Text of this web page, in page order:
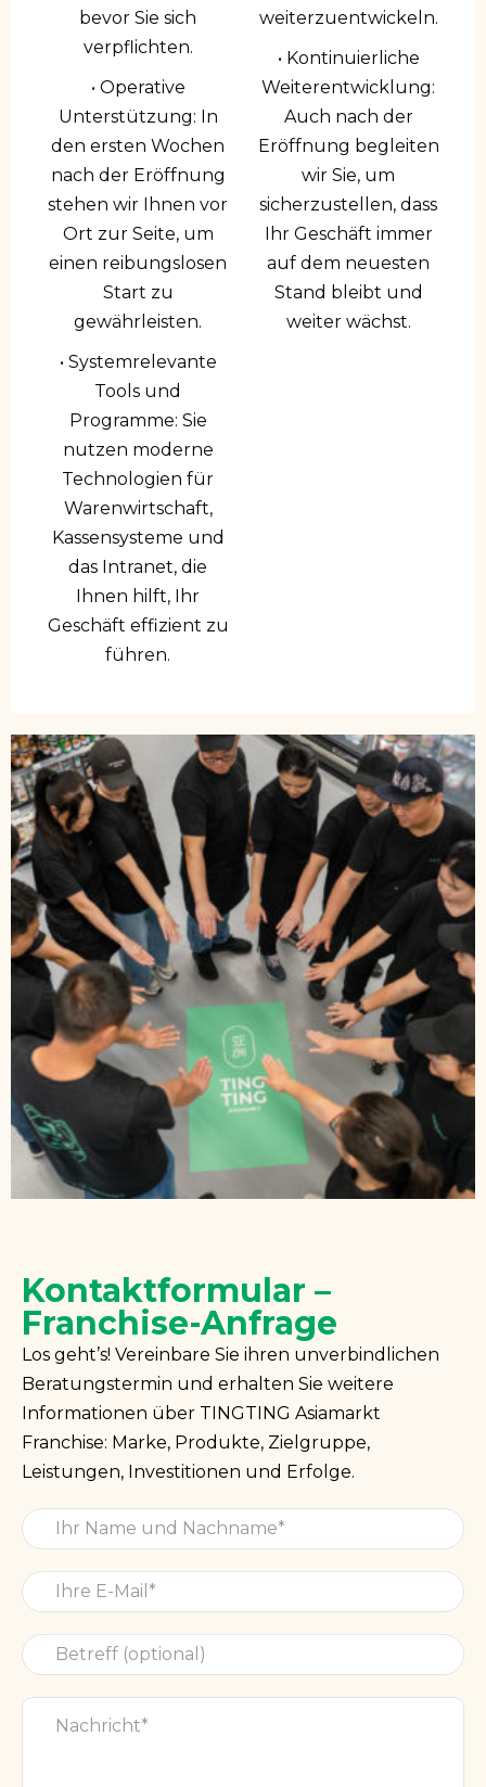
bevor Sie sich
verpflichten.
• Operative
Unterstützung: In
den ersten Wochen
nach der Eröffnung
stehen wir Ihnen vor
Ort zur Seite, um
einen reibungslosen
Start zu
gewährleisten.
• Systemrelevante
Tools und
Programme: Sie
nutzen moderne
Technologien für
Warenwirtschaft,
Kassensysteme und
das Intranet, die
Ihnen hilft, Ihr
Geschäft effizient zu
führen.
weiterzuentwickeln.
• Kontinuierliche
Weiterentwicklung:
Auch nach der
Eröffnung begleiten
wir Sie, um
sicherzustellen, dass
Ihr Geschäft immer
auf dem neuesten
Stand bleibt und
weiter wächst.
Kontaktformular –
Franchise-Anfrage
Los geht’s! Vereinbare Sie ihren unverbindlichen
Beratungstermin und erhalten Sie weitere
Informationen über TINGTING Asiamarkt
Franchise: Marke, Produkte, Zielgruppe,
Leistungen, Investitionen und Erfolge.